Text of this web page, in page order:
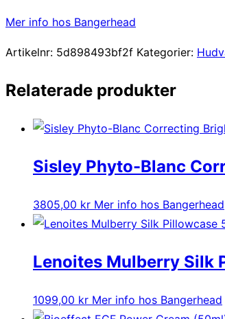
Mer info hos Bangerhead
Artikelnr: 5d898493bf2f Kategorier:
Relaterade produkter
Sisley Phyto-Blanc
3805,00 kr Mer info hos Bangerhead
Lenoites Mulberry Silk
1099,00 kr Mer info hos Bangerhead